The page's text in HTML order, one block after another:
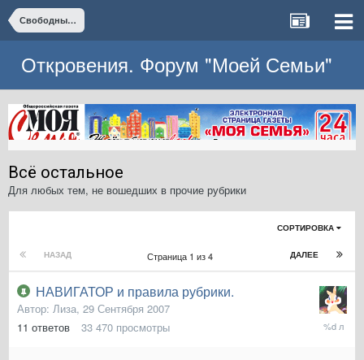
Свободные темы
Откровения. Форум "Моей Семьи"
Всё остальное
Для любых тем, не вошедших в прочие рубрики
СОРТИРОВКА
НАЗАД ДАЛЕЕ
Страница 1 из 4
НАВИГАТОР и правила рубрики.
Автор: Лиза, 29 Сентября 2007
11 ответов 33 470 просмотры
4